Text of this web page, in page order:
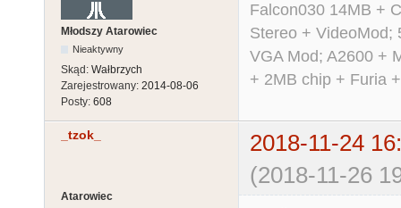
Młodszy Atarowiec
Nieaktywny
Skąd: Wałbrzych
Zarejestrowany: 2014-08-06
Posty: 608
Falcon030 14MB +
Stereo + VideoMod;
VGA Mod; A2600 +
+ 2MB chip + Furia
_tzok_
2018-11-24
(2018-11-26
Atarowiec